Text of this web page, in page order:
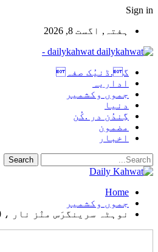
Sign in
ہفتہ, اگست 8, 2026
dailykahwat -
گ.ڈنیُک صفہ
اداریہ
جموں وکشمیر
دنیا
گِندُن در .کُن
مضمون
اخبار
Home
جموں وکشمیر
نوہٹہ سرینگرَس منٛز نار ، 10 گَرٕ خاکستر